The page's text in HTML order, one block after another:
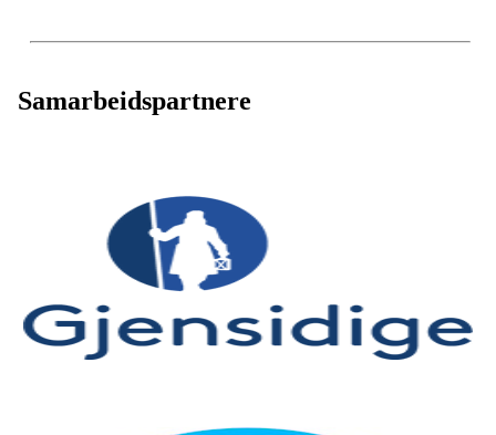
Samarbeidspartnere